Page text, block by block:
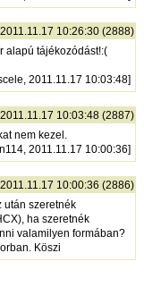
2011.11.17 10:26:30 (2888)
alapú tájékozódást!:(
2011.11.17 10:03:48]
2011.11.17 10:03:48 (2887)
nem kezel.
2011.11.17 10:00:36]
2011.11.17 10:00:36 (2886)
után szeretnék
ha szeretnék
valamilyen formában?
Köszi